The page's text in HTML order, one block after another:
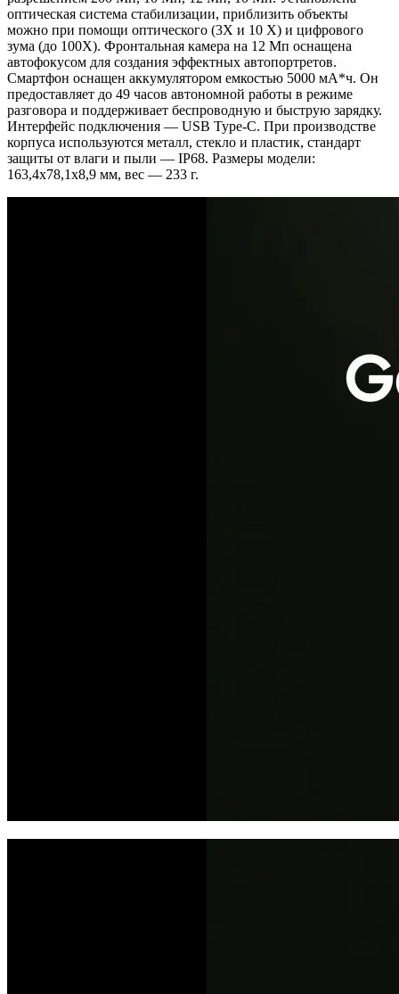
оптическая система стабилизации, приблизить объекты
можно при помощи оптического (3Х и 10 Х) и цифрового
зума (до 100Х). Фронтальная камера на 12 Мп оснащена
автофокусом для создания эффектных автопортретов.
Смартфон оснащен аккумулятором емкостью 5000 мА*ч. Он
предоставляет до 49 часов автономной работы в режиме
разговора и поддерживает беспроводную и быструю зарядку.
Интерфейс подключения — USB Type-C. При производстве
корпуса используются металл, стекло и пластик, стандарт
защиты от влаги и пыли — IP68. Размеры модели:
163,4х78,1х8,9 мм, вес — 233 г.